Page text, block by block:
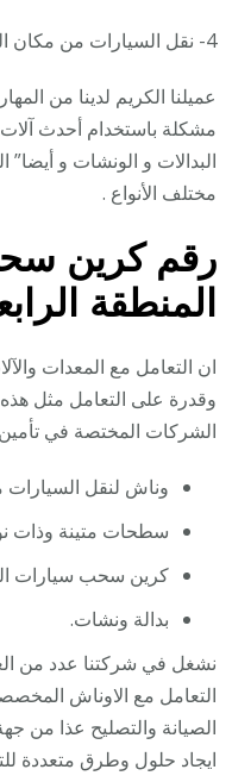
4- نقل السيارات من مكان الى آخر خاصة لشركات السيارات .
عميلنا الكريم لدينا من
مشكلة باستخدام أحدث
البدالات و الونشات و
مختلف الأنواع .
رقمكرين
المنطقة
ان التعامل مع المعدات
وقدرة على التعامل مثل
الشركات المختصة في تأمين
وناش لنقل السيارات
سطحات متينة وذات
كرين سحب سيارات
بدالة ونشات.
نشغل في شركتنا عدد من
التعامل مع الاوناش
الصيانة والتصليح عذا من
ايجاد حلول وطرق متعددة